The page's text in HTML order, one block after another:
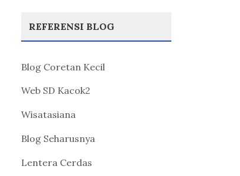
REFERENSI BLOG
Blog Coretan Kecil
Web SD Kacok2
Wisatasiana
Blog Seharusnya
Lentera Cerdas